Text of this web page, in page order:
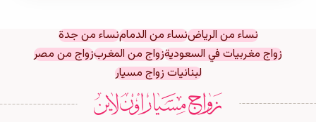
نساء من الرياضنساء من الدمامنساء من جدة
زواج مغربيات في السعوديةزواج من المغربزواج من مصر
لبنانيات زواج مسيار